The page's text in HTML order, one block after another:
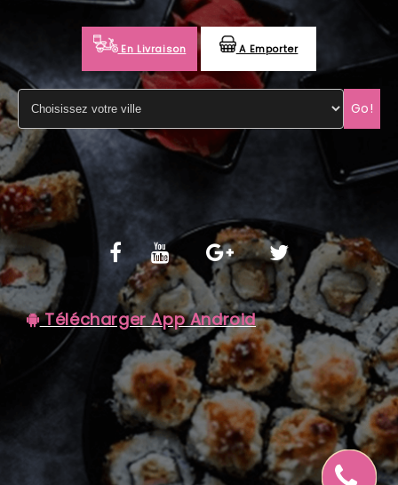
NOTRE RESTAURANT
MENTIONS LÉGALES
C.G.V
En Livraison A Emporter
Go!
Télécharger App Android